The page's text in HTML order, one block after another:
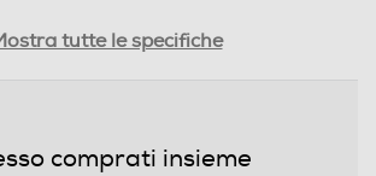
tutte le specifiche
comprati insieme